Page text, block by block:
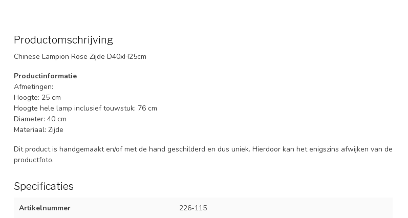
Productomschrijving
Chinese Lampion Rose Zijde D40xH25cm
Productinformatie
Afmetingen:
Hoogte: 25 cm
Hoogte hele lamp inclusief touwstuk: 76 cm
Diameter: 40 cm
Materiaal: Zijde
Dit product is handgemaakt en/of met de hand geschilderd en dus uniek. Hierdoor kan het enigszins afwijken van de
productfoto.
Specificaties
Artikelnummer 226-115